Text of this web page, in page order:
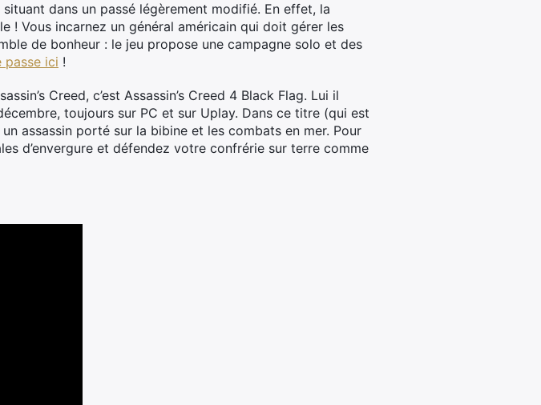
dans un passé légèrement modifié. En effet, la
! Vous incarnez un général américain qui doit gérer les
de bonheur : le jeu propose une campagne solo et des
passe ici !
Creed, c’est Assassin’s Creed 4 Black Flag. Lui il
toujours sur PC et sur Uplay. Dans ce titre (qui est
assassin porté sur la bibine et les combats en mer. Pour
d’envergure et défendez votre confrérie sur terre comme